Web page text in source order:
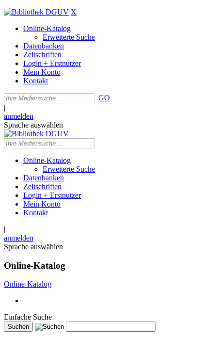
X
Online-Katalog
Erweiterte Suche
Datenbanken
Zeitschriften
Login + Erstnutzer
Mein Konto
Kontakt
GO
|
anmelden
Sprache auswählen
Online-Katalog
Erweiterte Suche
Datenbanken
Zeitschriften
Login + Erstnutzer
Mein Konto
Kontakt
|
anmelden
Sprache auswählen
Online-Katalog
Online-Katalog
Einfache Suche